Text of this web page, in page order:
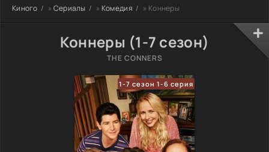
Киного » Сериалы » Комедия » Коннеры
Коннеры (1-7 сезон)
THE CONNERS
1-7 сезон 1-6 серия